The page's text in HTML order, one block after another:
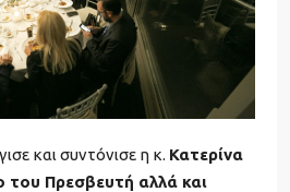
και συντόνισε η κ. Κατερίνα
του Πρεσβευτή αλλά και